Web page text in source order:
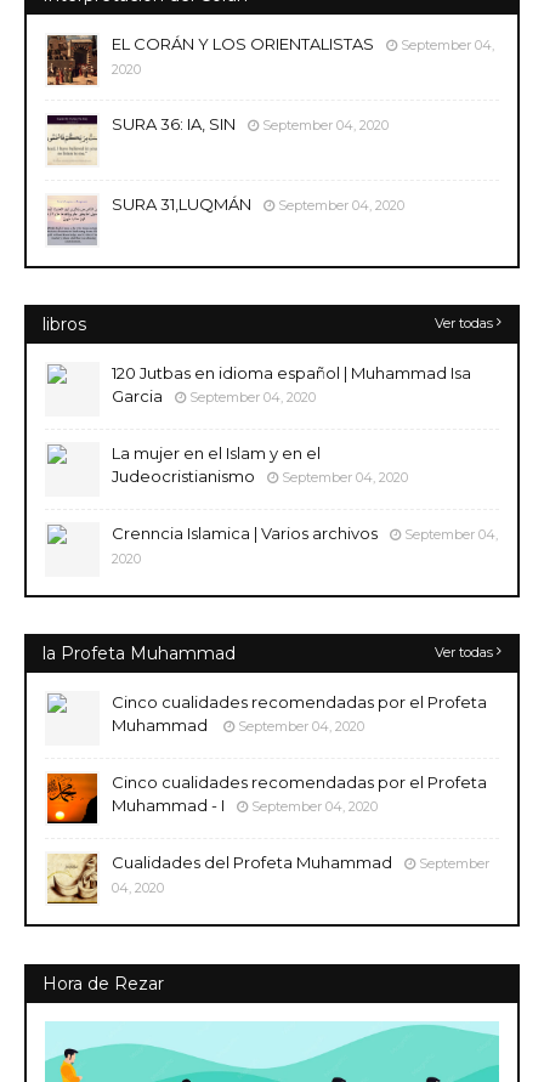
EL CORÁN Y LOS ORIENTALISTAS
September 04,
2020
SURA 36: IA, SIN September 04, 2020
SURA 31,LUQMÁN September 04, 2020
libros Ver todas
120 Jutbas en idioma español | Muhammad Isa
Garcia
September 04, 2020
La mujer en el Islam y en el
Judeocristianismo
September 04, 2020
Crenncia Islamica | Varios archivos
September 04,
2020
la Profeta Muhammad Ver todas
Cinco cualidades recomendadas por el Profeta
Muhammad
September 04, 2020
Cinco cualidades recomendadas por el Profeta
Muhammad - I
September 04, 2020
Cualidades del Profeta Muhammad
September
04, 2020
Hora de Rezar